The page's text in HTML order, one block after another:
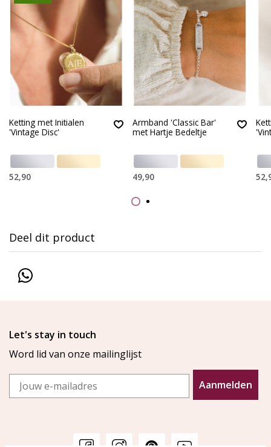
Ketting met Initialen
'Vintage Disc'
52,90
Armband 'Classic Bar'
met Hartje Bedeltje
49,90
Deel dit product
Let's stay in touch
Word lid van onze mailinglijst
Email
Aanmelden